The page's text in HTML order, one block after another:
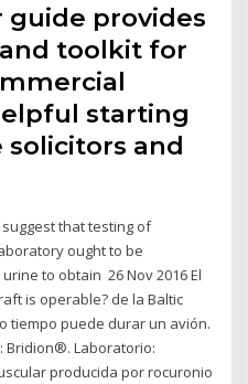
guide provides
toolkit for
starting
and
suggest that testing of
ought to be
to obtain 26 Nov 2016 El
is operable? de la Baltic
tiempo puede durar un avión.
Bridion®. Laboratorio:
producida por rocuronio